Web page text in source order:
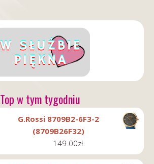
Top w tym tygodniu
G.Rossi 8709B2-6F3-2
(8709B26F32)
149.00zł